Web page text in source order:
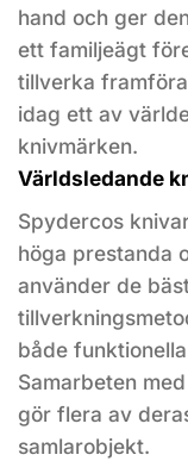
hand och ger
ett familjeägt
tillverka
idag ett av
knivmärken.
Världsledande
Spydercos
höga prestanda
använder de
både
Samarbeten
gör flera av
samlarobjekt.